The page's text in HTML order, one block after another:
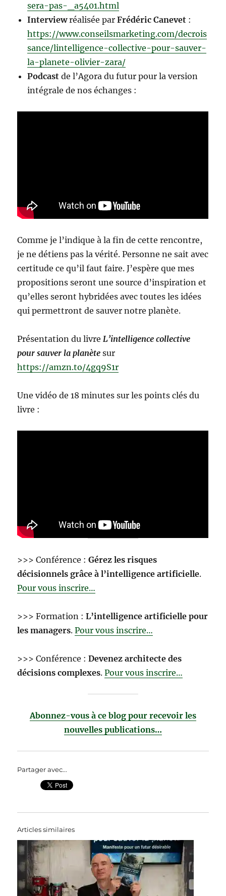
sera-pas-_a5401.html
Interviewréalisée parFrédéric Canevet :
https://www.conseilsmarketing.com/decrois
sance/lintelligence-collective-pour-sauver-
la-planete-olivier-zara/
Podcastde l’Agora du futur pour la version
intégrale de nos échanges :
Comme je l’indique à la fin de cette rencontre,
je ne détiens pas la vérité. Personne ne sait avec
certitude ce qu’il faut faire. J’espère que mes
propositions seront une source d’inspiration et
qu’elles seront hybridées avec toutes les idées
qui permettront de sauver notre planète.
Présentation du livreL’intelligence collective
pour sauver la planète sur
https://amzn.to/4gq9S1r
Une vidéo de 18 minutes sur les points clés du
livre :
>>> Conférence :Gérez les risques
décisionnels grâce à l’intelligence artificielle.
Pour vous inscrire…
>>> Formation :L’intelligence artificielle pour
les managers.Pour vous inscrire…
>>> Conférence :Devenez architecte des
décisions complexes.Pour vous inscrire…
Abonnez-vous à ce blog pour recevoir les
nouvelles publications…
Partager avec...
Articles similaires